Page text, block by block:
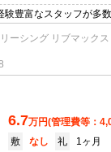
豊富なスタッフが多
申し付けください！初
覧オンライン契約等弊
ではネットに掲載され
気になる物件は全て申
！
ーシング リブマックス
6.7万円(管理費等：
敷
なし 礼
1ヶ月